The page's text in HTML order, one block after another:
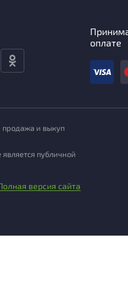
оплате
продажа и выкуп
публичной
версия сайта